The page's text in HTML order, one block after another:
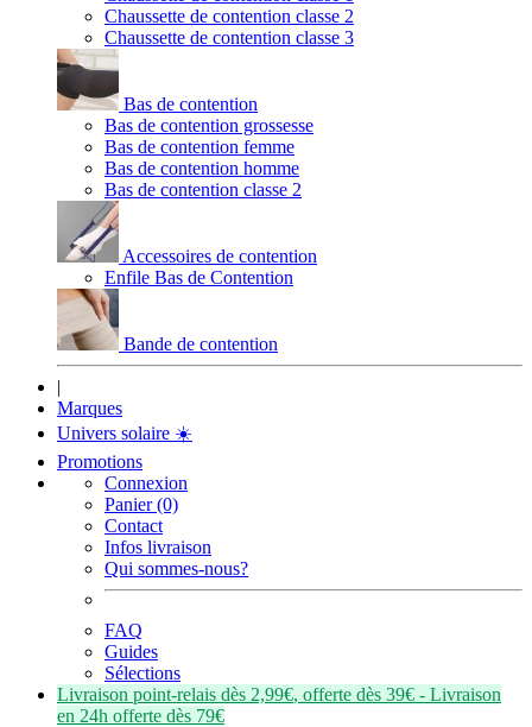
Chaussette de contention classe 2
Chaussette de contention classe 3
Bas de contention
Bas de contention grossesse
Bas de contention femme
Bas de contention homme
Bas de contention classe 2
Accessoires de contention
Enfile Bas de Contention
Bande de contention
|
Marques
Univers solaire ☀️
Promotions
Connexion
Panier (0)
Contact
Infos livraison
Qui sommes-nous?
FAQ
Guides
Sélections
Livraison point-relais dès 2,99€, offerte dès 39€ - Livraison
en 24h offerte dès 79€